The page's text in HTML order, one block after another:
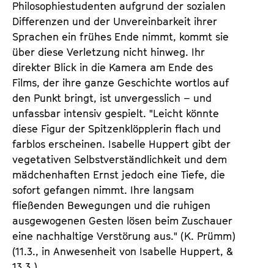
Philosophiestudenten aufgrund der sozialen
Differenzen und der Unvereinbarkeit ihrer
Sprachen ein frühes Ende nimmt, kommt sie
über diese Verletzung nicht hinweg. Ihr
direkter Blick in die Kamera am Ende des
Films, der ihre ganze Geschichte wortlos auf
den Punkt bringt, ist unvergesslich – und
unfassbar intensiv gespielt. "Leicht könnte
diese Figur der Spitzenklöpplerin flach und
farblos erscheinen. Isabelle Huppert gibt der
vegetativen Selbstverständlichkeit und dem
mädchenhaften Ernst jedoch eine Tiefe, die
sofort gefangen nimmt. Ihre langsam
fließenden Bewegungen und die ruhigen
ausgewogenen Gesten lösen beim Zuschauer
eine nachhaltige Verstörung aus." (K. Prümm)
(11.3., in Anwesenheit von Isabelle Huppert, &